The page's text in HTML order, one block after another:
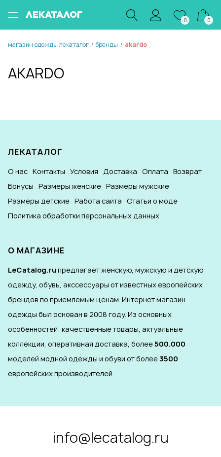
ЛЕКАТАЛОГ
0 0
магазин одежды лекаталог / бренды / akardo
AKARDO
ЛЕКАТАЛОГ
О нас Контакты Условия Доставка Оплата Возврат
Бонусы Размеры женские Размеры мужские
Размеры детские Работа сайта Статьи о моде
Политика обработки персональных данных
О МАГАЗИНЕ
LeCatalog.ru предлагает женскую, мужскую и детскую
одежду, обувь, акссессуары от известных европейских
брендов по приемлемым ценам. Интернет магазин
одежды был основан в 2008 году. Из основных
особенностей: качественные товары, актуальные
коллекции, оперативная доставка, более500.000
моделей модной одежды и обуви от более3500
европейских производителей.
info@lecatalog.ru